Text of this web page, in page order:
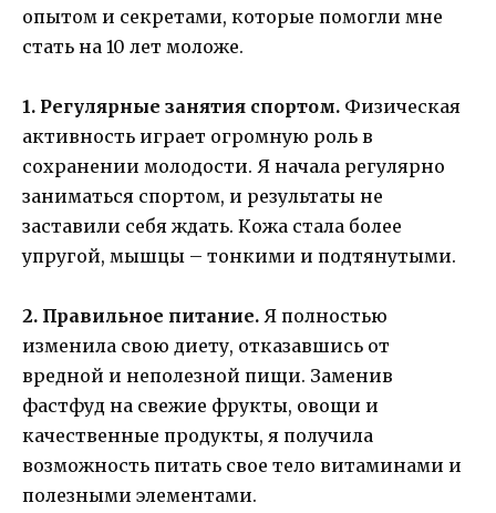
опытом и секретами, которые помогли мне
стать на 10 лет моложе.
1. Регулярные занятия спортом. Физическая
активность играет огромную роль в
сохранении молодости. Я начала регулярно
заниматься спортом, и результаты не
заставили себя ждать. Кожа стала более
упругой, мышцы – тонкими и подтянутыми.
2. Правильное питание. Я полностью
изменила свою диету, отказавшись от
вредной и неполезной пищи. Заменив
фастфуд на свежие фрукты, овощи и
качественные продукты, я получила
возможность питать свое тело витаминами и
полезными элементами.